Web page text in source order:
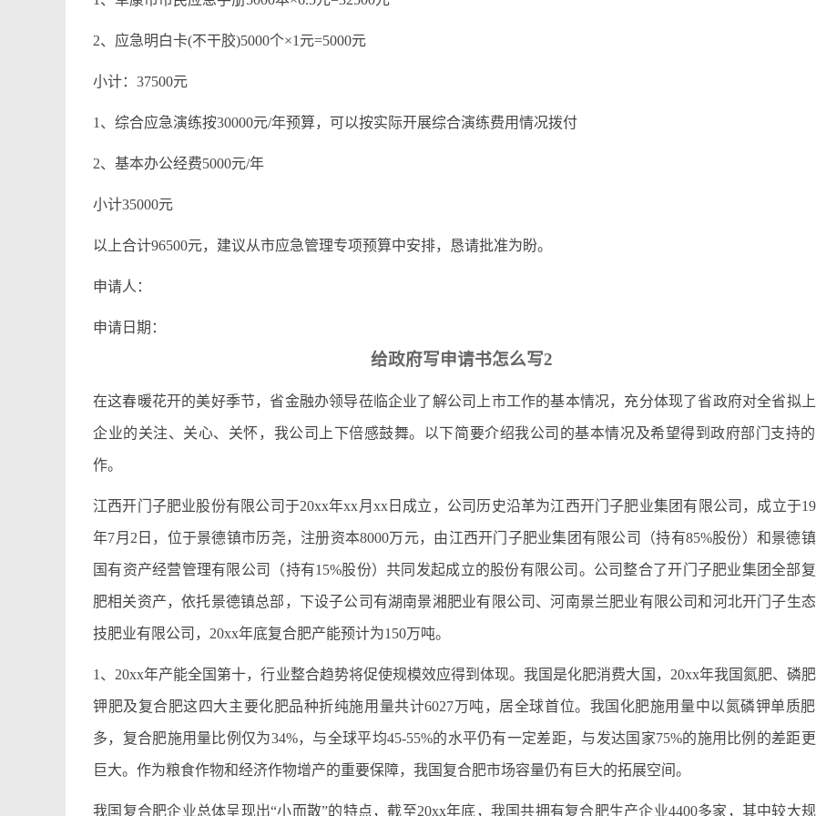
2、应急明白卡(不干胶)5000个×1元=5000元
小计：37500元
1、综合应急演练按30000元/年预算，可以按实际开展综合演练费用情况拨付
2、基本办公经费5000元/年
小计35000元
以上合计96500元，建议从市应急管理专项预算中安排，恳请批准为盼。
申请人：
申请日期：
给政府写申请书怎么写2
在这春暖花开的美好季节，省金融办领导莅临企业了解公司上市工作的基本情况，充分体现了省政府对全省拟
企业的关注、关心、关怀，我公司上下倍感鼓舞。以下简要介绍我公司的基本情况及希望得到政府部门支持
作。
江西开门子肥业股份有限公司于20xx年xx月xx日成立，公司历史沿革为江西开门子肥业集团有限公司，成立于
年7月2日，位于景德镇市历尧，注册资本8000万元，由江西开门子肥业集团有限公司（持有85%股份）和景德
国有资产经营管理有限公司（持有15%股份）共同发起成立的股份有限公司。公司整合了开门子肥业集团全部
肥相关资产，依托景德镇总部，下设子公司有湖南景湘肥业有限公司、河南景兰肥业有限公司和河北开门子生
技肥业有限公司，20xx年底复合肥产能预计为150万吨。
1、20xx年产能全国第十，行业整合趋势将促使规模效应得到体现。我国是化肥消费大国，20xx年我国氮肥、磷
钾肥及复合肥这四大主要化肥品种折纯施用量共计6027万吨，居全球首位。我国化肥施用量中以氮磷钾单质
多，复合肥施用量比例仅为34%，与全球平均45-55%的水平仍有一定差距，与发达国家75%的施用比例的差距
巨大。作为粮食作物和经济作物增产的重要保障，我国复合肥市场容量仍有巨大的拓展空间。
我国复合肥企业总体呈现出“小而散”的特点，截至20xx年底，我国共拥有复合肥生产企业4400多家，其中较大